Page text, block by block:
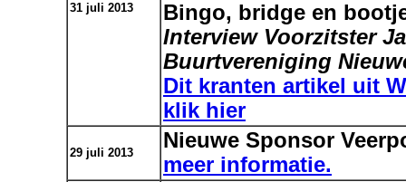
31 juli 2013
Bingo, bridge en
Interview Voorzitster
Buurtvereniging
Dit kranten artikel uit
klik hier
29 juli 2013
Nieuwe Sponsor
meer informatie.